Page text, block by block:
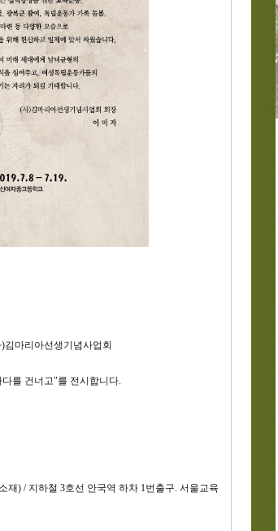
김마리아선생기념사업회
를 건너고"를 전시합니다.
재) / 지하철 3호선 안국역 하차 1번출구. 서울교육